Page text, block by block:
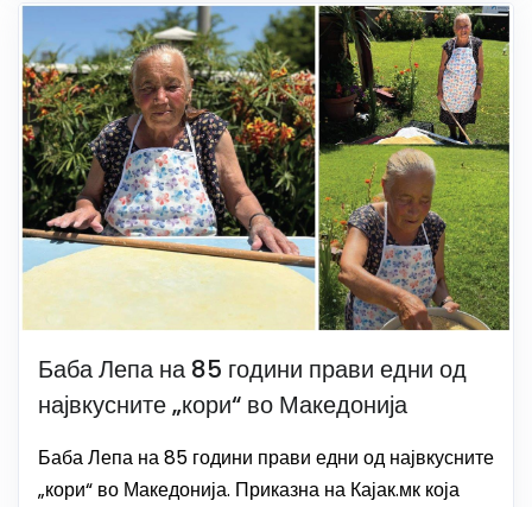
Баба Лепа на 85 години прави едни од
највкусните „кори“ во Македонија
Баба Лепа на 85 години прави едни од највкусните
„кори“ во Македонија. Приказна на Кајак.мк која